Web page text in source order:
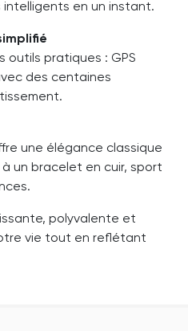
intelligents en un instant.
outils pratiques : GPS
des centaines
une élégance classique
un bracelet en cuir, sport
polyvalente et
vie tout en reflétant